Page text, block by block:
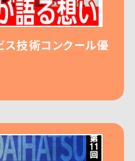
ス技術コンクール優